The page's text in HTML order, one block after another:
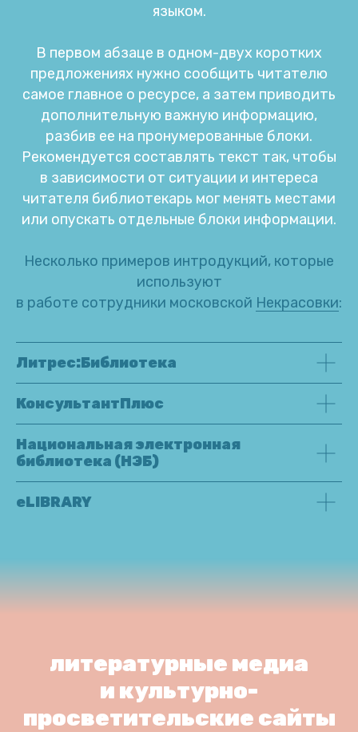
языком.
В первом абзаце в одном-двух коротких
предложениях нужно сообщить читателю
самое главное о ресурсе, а затем приводить
дополнительную важную информацию,
разбив ее на пронумерованные блоки.
Рекомендуется составлять текст так, чтобы
в зависимости от ситуации и интереса
читателя библиотекарь мог менять местами
или опускать отдельные блоки информации.
Несколько примеров интродукций, которые
используют
в работе сотрудники московской Некрасовки:
Литрес:Библиотека
КонсультантПлюс
Национальная электронная
библиотека (НЭБ)
eLIBRARY
литературные медиа
и культурно-
просветительские сайты